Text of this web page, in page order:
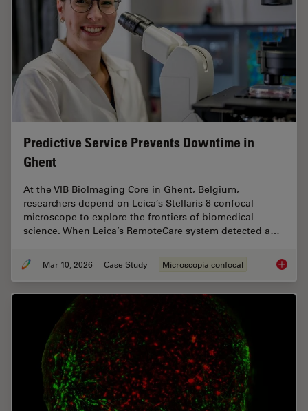
Predictive Service Prevents Downtime in
Ghent
At the VIB BioImaging Core in Ghent, Belgium,
researchers depend on Leica’s Stellaris 8 confocal
microscope to explore the frontiers of biomedical
science. When Leica’s RemoteCare system detected a…
Mar 10, 2026 Case Study Microscopía confocal